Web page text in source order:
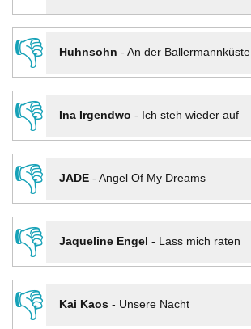
👎
Huhnsohn - An der Ballermannküste
👎
Ina Irgendwo - Ich steh wieder auf
👎
JADE- Angel Of My Dreams
👎
Jaqueline Engel - Lass mich raten
👎
Kai Kaos- Unsere Nacht